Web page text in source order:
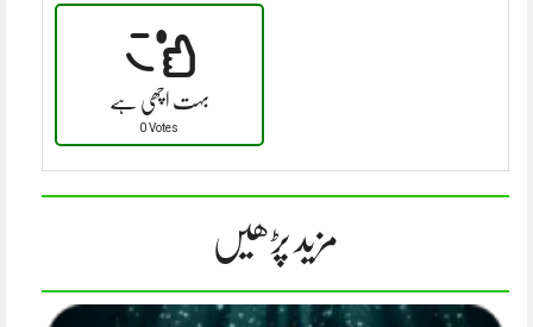
بہت اچھی ہے
0 Votes
مزید پڑھیں